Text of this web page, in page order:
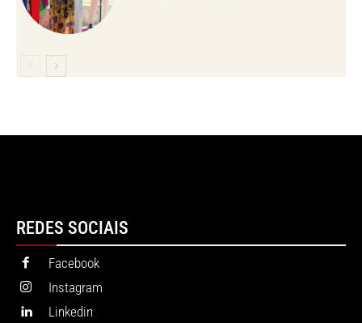
REDES SOCIAIS
Facebook
Instagram
Linkedin